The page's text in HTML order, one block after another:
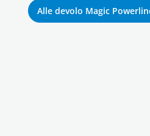
Alle devolo Magic